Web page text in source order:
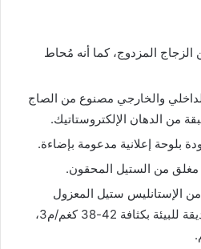
الزجاج المزدوج، كما أنه مُحاط
والخارجي مصنوع من الصاج
من الدهان الإلكتروستاتيك.
بلوحة إعلانية مدعومة بإضاءة.
مغلق من الستيل المحقون.
الإستانليس ستيل المعزول
برغوة البوليرثان الصديقة للبيئة بكثافة 42-38 كغم/م3،